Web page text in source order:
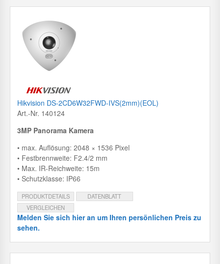
Hikvision DS-2CD6W32FWD-IVS(2mm)(EOL)
Art.-Nr. 140124
3MP Panorama Kamera
• max. Auflösung: 2048 × 1536 Pixel
• Festbrennweite: F2.4/2 mm
• Max. IR-Reichweite: 15m
• Schutzklasse: IP66
PRODUKTDETAILS
DATENBLATT
VERGLEICHEN
Melden Sie sich hier an um Ihren persönlichen Preis zu
sehen.